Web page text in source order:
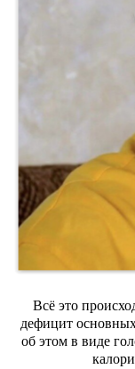
Всё это
дефицит
об этом в виде